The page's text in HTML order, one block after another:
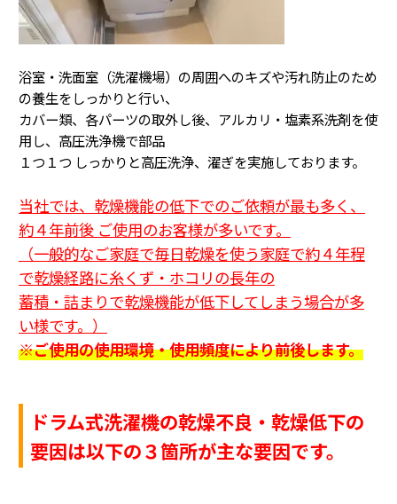
浴室・洗面室（洗濯機場）の周囲へのキズや汚れ防止のため
の養生をしっかりと行い、
カバー類、各パーツの取外し後、アルカリ・塩素系洗剤を使
用し、高圧洗浄機で部品
１つ１つ しっかりと高圧洗浄、濯ぎを実施しております。
当社では、乾燥機能の低下でのご依頼が最も多く、
約４年前後 ご使用のお客様が多いです。
（一般的なご家庭で毎日乾燥を使う家庭で約４年程
で乾燥経路に糸くず・ホコリの長年の
蓄積・詰まりで乾燥機能が低下してしまう場合が多
い様です。 ）
※ご使用の使用環境・使用頻度により前後します。
ドラム式洗濯機の乾燥不良・乾燥低下の
要因は以下の３箇所が主な要因です。